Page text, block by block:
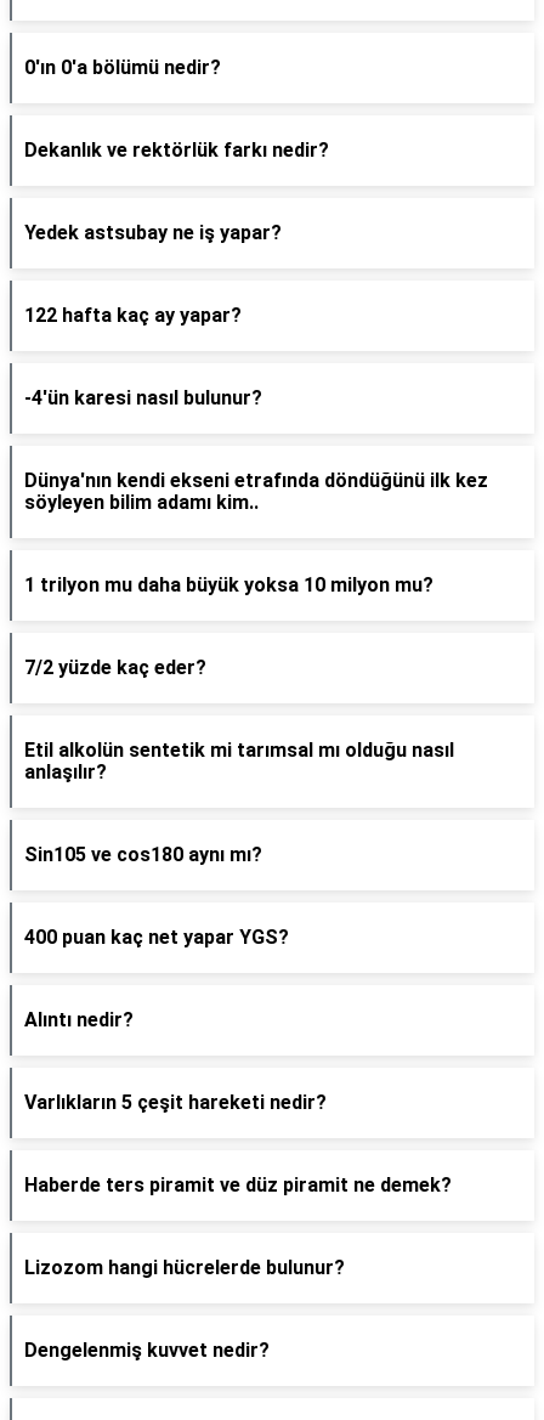
0'ın 0'a bölümü nedir?
Dekanlık ve rektörlük farkı nedir?
Yedek astsubay ne iş yapar?
122 hafta kaç ay yapar?
-4'ün karesi nasıl bulunur?
Dünya'nın kendi ekseni etrafında döndüğünü ilk kez
söyleyen bilim adamı kim..
1 trilyon mu daha büyük yoksa 10 milyon mu?
7/2 yüzde kaç eder?
Etil alkolün sentetik mi tarımsal mı olduğu nasıl
anlaşılır?
Sin105 ve cos180 aynı mı?
400 puan kaç net yapar YGS?
Alıntı nedir?
Varlıkların 5 çeşit hareketi nedir?
Haberde ters piramit ve düz piramit ne demek?
Lizozom hangi hücrelerde bulunur?
Dengelenmiş kuvvet nedir?